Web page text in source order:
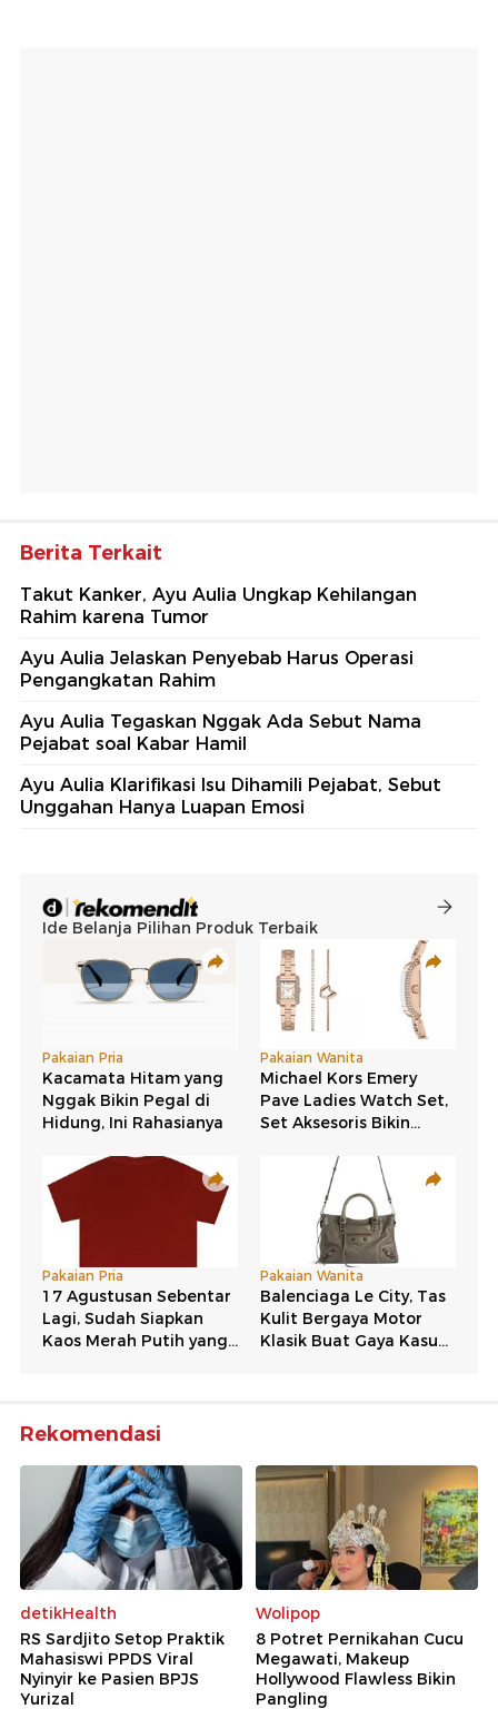
Berita Terkait
Takut Kanker, Ayu Aulia Ungkap Kehilangan
Rahim karena Tumor
Ayu Aulia Jelaskan Penyebab Harus Operasi
Pengangkatan Rahim
Ayu Aulia Tegaskan Nggak Ada Sebut Nama
Pejabat soal Kabar Hamil
Ayu Aulia Klarifikasi Isu Dihamili Pejabat, Sebut
Unggahan Hanya Luapan Emosi
Rekomendasi
detikHealth
RS Sardjito Setop Praktik
Mahasiswi PPDS Viral
Nyinyir ke Pasien BPJS
Yurizal
Wolipop
8 Potret Pernikahan Cucu
Megawati, Makeup
Hollywood Flawless Bikin
Pangling